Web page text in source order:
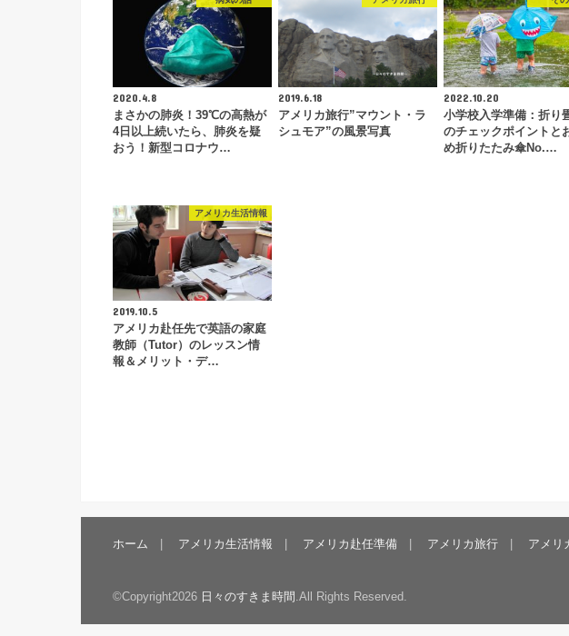
2020.4.8
まさかの肺炎！39℃の高熱が
4日以上続いたら、肺炎を疑
おう！新型コロナウ…
2019.6.18
アメリカ旅行”マウント・ラ
シュモア”の風景写真
2022.10.20
小学校入学準備：折り
のチェックポイントと
め折りたたみ傘No.…
アメリカ生活情報
2019.10.5
アメリカ赴任先で英語の家庭
教師（Tutor）のレッスン情
報＆メリット・デ…
ホーム アメリカ生活情報 アメリカ赴任準備 アメリカ旅行 アメリ
©Copyright2026 日々のすきま時間 .All Rights Reserved.